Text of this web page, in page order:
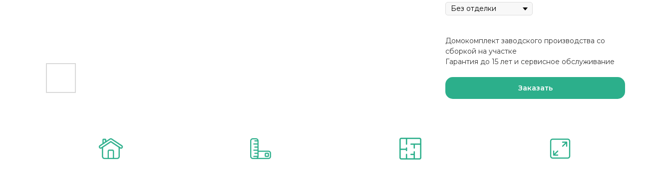
Домокомплект заводского производства со
сборкой на участке
Гарантия до 15 лет и сервисное обслуживание
Заказать